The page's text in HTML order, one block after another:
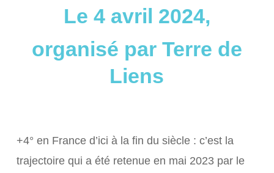
Le 4 avril 2024,
organisé par Terre de
Liens
+4° en France d’ici à la fin du siècle : c’est la
trajectoire qui a été retenue en mai 2023 par le